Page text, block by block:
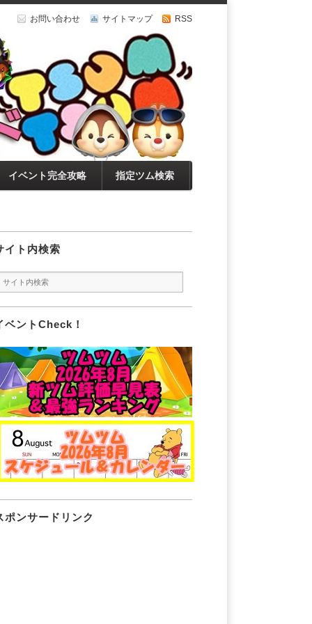
お問い合わせ サイトマップ RSS
イベント完全攻略 指定ツム検索
イト内検索
ベントCheck！
ポンサードリンク